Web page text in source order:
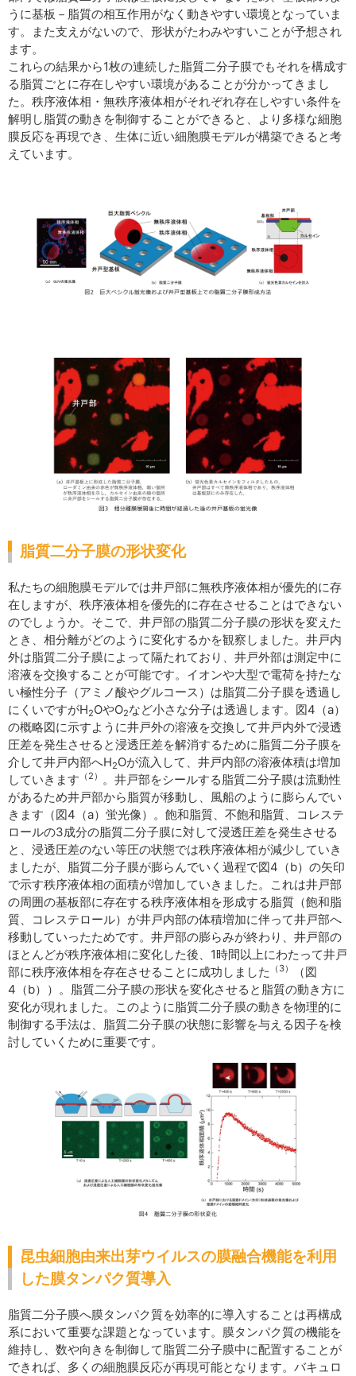
うに基板－脂質の相互作用がなく動きやすい環境となっていま
す。また支えがないので、形状がたわみやすいことが予想され
ます。
これらの結果から1枚の連続した脂質二分子膜でもそれを構成す
る脂質ごとに存在しやすい環境があることが分かってきまし
た。秩序液体相・無秩序液体相がそれぞれ存在しやすい条件を
解明し脂質の動きを制御することができると、より多様な細胞
膜反応を再現でき、生体に近い細胞膜モデルが構築できると考
えています。
脂質二分子膜の形状変化
私たちの細胞膜モデルでは井戸部に無秩序液体相が優先的に存
在しますが、秩序液体相を優先的に存在させることはできない
のでしょうか。そこで、井戸部の脂質二分子膜の形状を変えた
とき、相分離がどのように変化するかを観察しました。井戸内
外は脂質二分子膜によって隔たれており、井戸外部は測定中に
溶液を交換することが可能です。イオンや大型で電荷を持たな
い極性分子（アミノ酸やグルコース）は脂質二分子膜を透過し
にくいですがH2OやO2など小さな分子は透過します。図4（a）
の概略図に示すように井戸外の溶液を交換して井戸内外で浸透
圧差を発生させると浸透圧差を解消するために脂質二分子膜を
介して井戸内部へH2Oが流入して、井戸内部の溶液体積は増加
していきます （2） 。井戸部をシールする脂質二分子膜は流動性
があるため井戸部から脂質が移動し、風船のように膨らんでい
きます（図4（a）蛍光像）。飽和脂質、不飽和脂質、コレステ
ロールの3成分の脂質二分子膜に対して浸透圧差を発生させる
と、浸透圧差のない等圧の状態では秩序液体相が減少していき
ましたが、脂質二分子膜が膨らんでいく過程で図4（b）の矢印
で示す秩序液体相の面積が増加していきました。これは井戸部
の周囲の基板部に存在する秩序液体相を形成する脂質（飽和脂
質、コレステロール）が井戸内部の体積増加に伴って井戸部へ
移動していったためです。井戸部の膨らみが終わり、井戸部の
ほとんどが秩序液体相に変化した後、1時間以上にわたって井戸
部に秩序液体相を存在させることに成功しました
（3）
（図
4（b））。脂質二分子膜の形状を変化させると脂質の動き方に
変化が現れました。このように脂質二分子膜の動きを物理的に
制御する手法は、脂質二分子膜の状態に影響を与える因子を検
討していくために重要です。
昆虫細胞由来出芽ウイルスの膜融合機能を利用
した膜タンパク質導入
脂質二分子膜へ膜タンパク質を効率的に導入することは再構成
系において重要な課題となっています。膜タンパク質の機能を
維持し、数や向きを制御して脂質二分子膜中に配置することが
できれば、多くの細胞膜反応が再現可能となります。バキュロ